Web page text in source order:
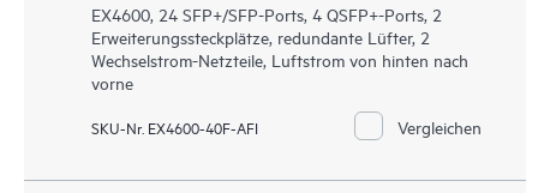
EX4600, 24 SFP+/SFP-Ports, 4 QSFP+-Ports, 2
Erweiterungssteckplätze, redundante Lüfter, 2
Wechselstrom-Netzteile, Luftstrom von hinten nach
vorne
SKU-Nr. EX4600-40F-AFI Vergleichen